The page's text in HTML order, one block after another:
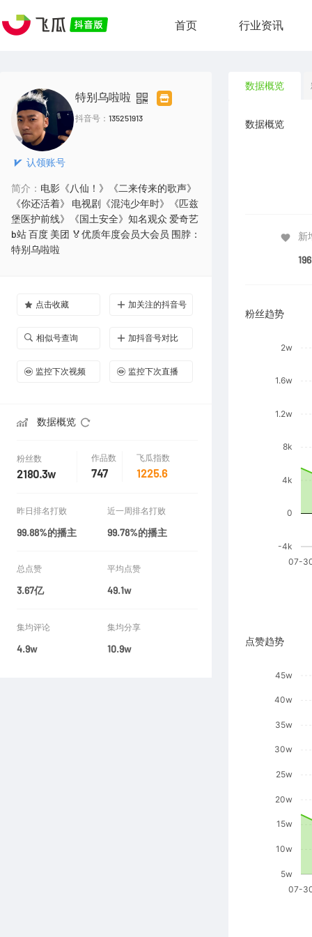
首页 行业资讯
认领账号
特别乌啦啦
抖音号： 135251913
简介： 电影《八仙！》《二来传来的歌声》
《你还活着》 电视剧《混沌少年时》《匹兹
堡医护前线》《国土安全》知名观众 爱奇艺
b站 百度 美团 🏅优质年度会员大会员 围脖：
特别乌啦啦
点击收藏 加关注的抖音号
相似号查询 加抖音号对比
监控下次视频 监控下次直播
数据概览
粉丝数
2180.3w
作品数
747
飞瓜指数
1225.6
昨日排名打败
99.88%的播主
近一周排名打败
99.78%的播主
总点赞
3.67亿
平均点赞
49.1w
集均评论
4.9w
集均分享
10.9w
数据概览
数据概览
新
粉丝趋势
点赞趋势